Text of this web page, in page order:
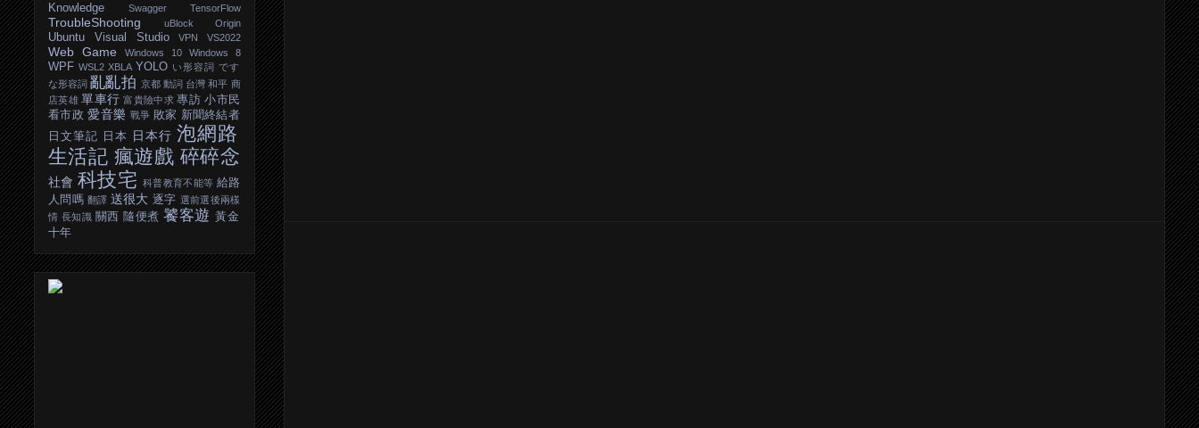
Knowledge
Swagger TensorFlow
TroubleShooting uBlock Origin
Ubuntu Visual Studio VPN VS2022
Web Game Windows 10 Windows 8
WPF WSL2 XBLA YOLO い形容詞 です
な形容詞 亂亂拍 京都 動詞 台灣 和平 商
店英雄 單車行 富貴險中求 專訪 小市民
看市政 愛音樂 戰爭 敗家 新聞終結者
日文筆記
日本 日本行 泡網路
生活記 瘋遊戲 碎碎念
社會 科技宅 科普教育不能等 給路
人問嗎 翻譯 送很大 逐字 選前選後兩樣
情 長知識 關西 隨便煮 饕客遊 黃金
十年